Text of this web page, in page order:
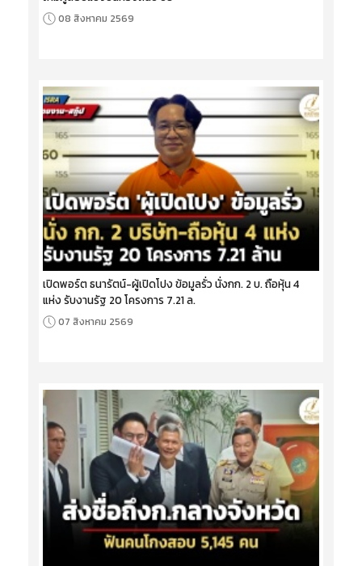
08 สิงหาคม 2569
เปิดพอร์ต ธนารัตน์-ผู้เปิดโปง ข้อมูลรั่ว นั่งกก. 2 บ. ถือหุ้น 4
แห่ง รับงานรัฐ 20 โครงการ 7.21 ล.
07 สิงหาคม 2569